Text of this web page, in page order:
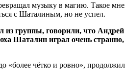
музыку в магию. Такое
с Шаталиным, но не успел.
группы, говорили, что Андрей
Шаталин играл очень странно,
«более чётко и ровно», продолжил